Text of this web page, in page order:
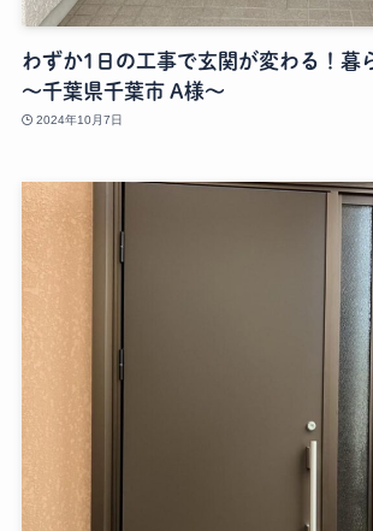
わずか1日の工事で玄関が変わる！暮
～千葉県千葉市 A様～
2024年10月7日